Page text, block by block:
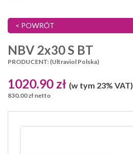
< POWRÓT
NBV 2x30 S BT
PRODUCENT: (Ultraviol Polska)
1020.90 zł (w tym 23% VAT)
830.00 zł netto